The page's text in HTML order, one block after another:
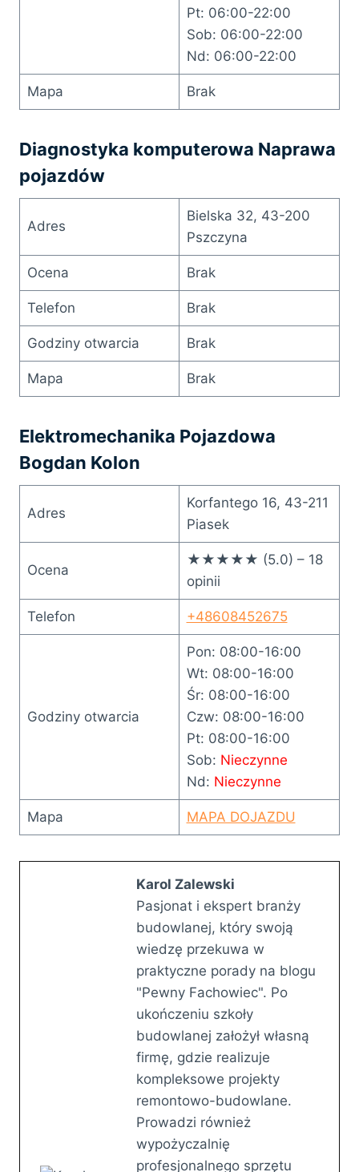
Pt: 06:00-22:00
Sob: 06:00-22:00
Nd: 06:00-22:00
Mapa Brak
Diagnostyka komputerowa Naprawa
pojazdów
Adres
Bielska 32, 43-200
Pszczyna
Ocena Brak
Telefon Brak
Godziny otwarcia Brak
Mapa Brak
Elektromechanika Pojazdowa
Bogdan Kolon
Adres
Korfantego 16, 43-211
Piasek
Ocena
★★★★★ (5.0) – 18
opinii
Telefon +48608452675
Godziny otwarcia
Pon: 08:00-16:00
Wt: 08:00-16:00
Śr: 08:00-16:00
Czw: 08:00-16:00
Pt: 08:00-16:00
Sob: Nieczynne
Nd: Nieczynne
Mapa MAPA DOJAZDU
Karol Zalewski
Pasjonat i ekspert branży
budowlanej, który swoją
wiedzę przekuwa w
praktyczne porady na blogu
"Pewny Fachowiec". Po
ukończeniu szkoły
budowlanej założył własną
firmę, gdzie realizuje
kompleksowe projekty
remontowo-budowlane.
Prowadzi również
wypożyczalnię
profesjonalnego sprzętu